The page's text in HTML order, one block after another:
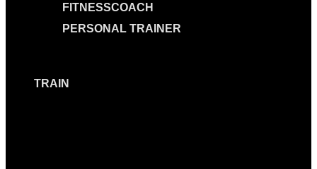
FITNESSCOACH
PERSONAL TRAINER
TRAIN